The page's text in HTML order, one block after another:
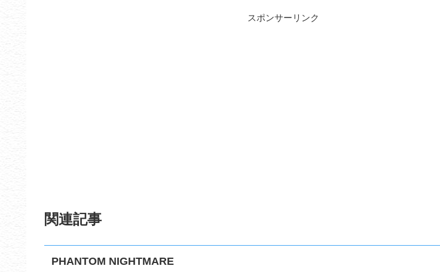
スポンサーリンク
関連記事
PHANTOM NIGHTMARE